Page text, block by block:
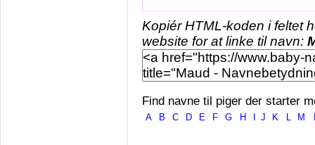
Kopiér HTML-koden i feltet
website for at linke til navn:
Find navne til piger der starter
A B C D E F G H J K L M